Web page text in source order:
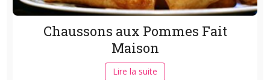
Chaussons aux Pommes Fait
Maison
Lire la suite